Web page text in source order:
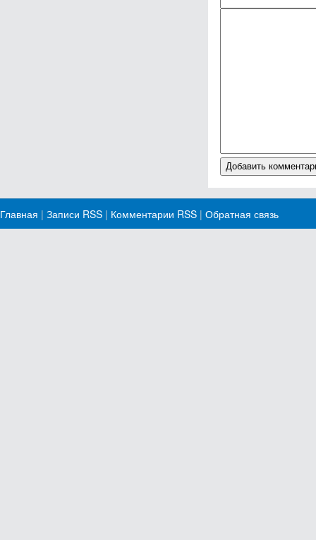
Главная | Записи RSS | Комментарии RSS | Обратная связь